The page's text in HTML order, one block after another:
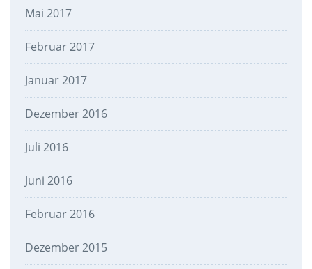
Mai 2017
Februar 2017
Januar 2017
Dezember 2016
Juli 2016
Juni 2016
Februar 2016
Dezember 2015